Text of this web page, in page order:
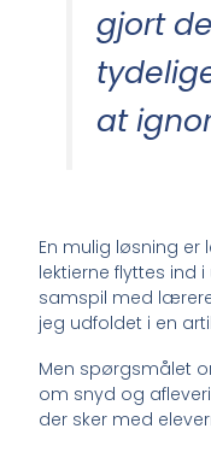
gjort
at
En mulig løsning er
lektierne flyttes ind
samspil med
jeg udfoldet i en
Men spørgsmålet
om snyd og
der sker med